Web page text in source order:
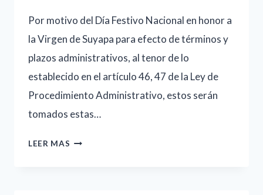
Por motivo del Día Festivo Nacional en honor a
la Virgen de Suyapa para efecto de términos y
plazos administrativos, al tenor de lo
establecido en el artículo 46, 47 de la Ley de
Procedimiento Administrativo, estos serán
tomados estas…
LEER MAS AVISO,-